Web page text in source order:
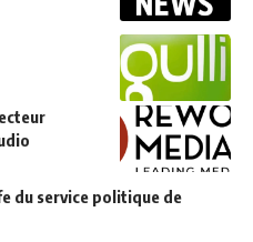
du service politique de